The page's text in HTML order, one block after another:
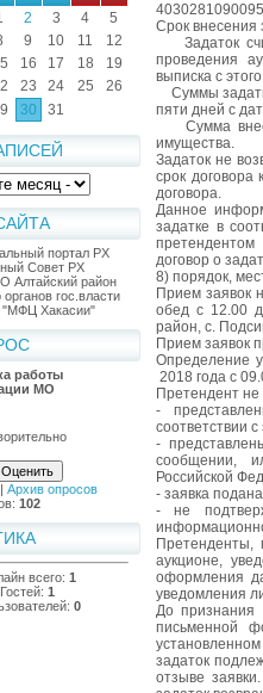
2 3 4
5
9 10 11
12
16 17 18
19
23 24 25
26
30 31
портал РХ
Совет РХ
Алтайский район
гос.власти
"МФЦ Хакасии"
работы
МО
Архив опросов
102
всего: 1
Гостей: 1
0
Срок внесения
Задаток
проведения
выписка с
Суммы
пяти дней с
Сумма
имущества.
Задаток не
срок договора
договора.
Данное
задатке в
договор о
8) порядок,
Прием заявок
обед с 12.00
район, с.
Прием заявок
Определение
2018 года с
Претендент не
-
соответствии
-
сообщении,
Российской
- заявка
- не
Претенденты,
аукционе,
оформления
уведомления
До признания
письменной
задаток
отзыве